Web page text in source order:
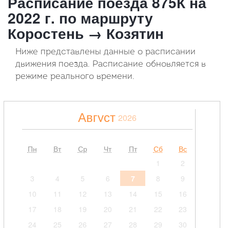
2022 г. по маршруту
Коростень → Козятин
Ниже представлены данные о расписании
движения поезда. Расписание обновляется в
режиме реального времени.
Август 2026
Пн Вт Ср Чт Пт Сб
Вс
1
2
3
4 5 6 7 8
9
10
11 12 13 14 15
16
17
18 19 20 21 22
23
24
25 26 27 28 29
30